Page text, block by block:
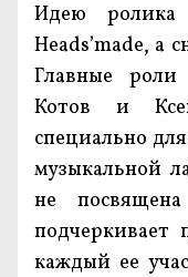
Идею ролика
Heads’made, а
Главные
Котов и
специально
музыкальной
не
каждый ее